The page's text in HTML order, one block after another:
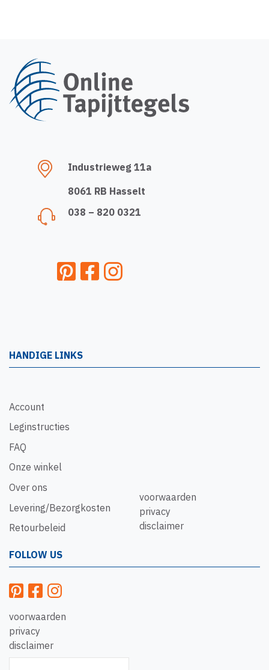
Industrieweg 11a
8061 RB Hasselt
038 – 820 0321
HANDIGE LINKS
Account
Leginstructies
FAQ
Onze winkel
Over ons
Levering/Bezorgkosten
Retourbeleid
voorwaarden
privacy
disclaimer
FOLLOW US
voorwaarden
privacy
disclaimer